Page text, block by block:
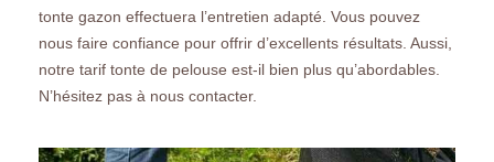
tonte gazon effectuera l’entretien adapté. Vous pouvez
nous faire confiance pour offrir d’excellents résultats. Aussi,
notre tarif tonte de pelouse est-il bien plus qu’abordables.
N’hésitez pas à nous contacter.